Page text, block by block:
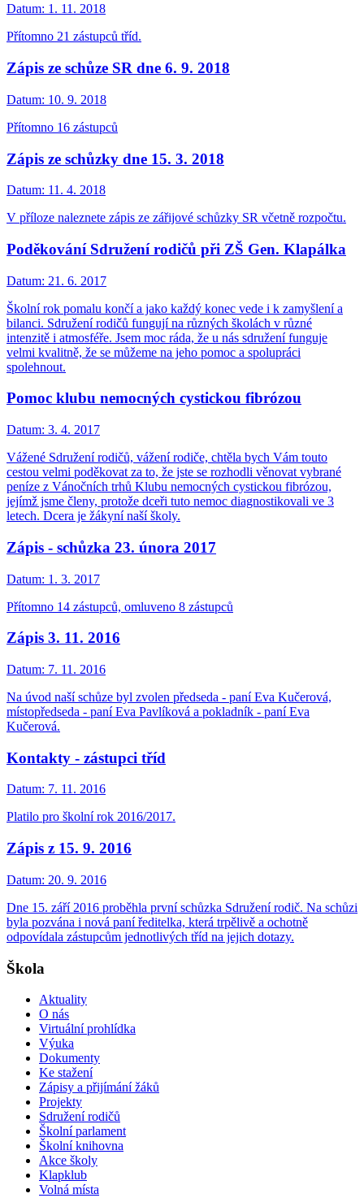
Datum: 1. 11. 2018
Přítomno 21 zástupců tříd.
Zápis ze schůze SR dne 6. 9. 2018
Datum: 10. 9. 2018
Přítomno 16 zástupců
Zápis ze schůzky dne 15. 3. 2018
Datum: 11. 4. 2018
V příloze naleznete zápis ze zářijové schůzky SR včetně rozpočtu.
Poděkování Sdružení rodičů při ZŠ Gen. Klapálka
Datum: 21. 6. 2017
Školní rok pomalu končí a jako každý konec vede i k zamyšlení a
bilanci. Sdružení rodičů fungují na různých školách v různé
intenzitě i atmosféře. Jsem moc ráda, že u nás sdružení funguje
velmi kvalitně, že se můžeme na jeho pomoc a spolupráci
spolehnout.
Pomoc klubu nemocných cystickou fibrózou
Datum: 3. 4. 2017
Vážené Sdružení rodičů, vážení rodiče, chtěla bych Vám touto
cestou velmi poděkovat za to, že jste se rozhodli věnovat vybrané
peníze z Vánočních trhů Klubu nemocných cystickou fibrózou,
jejímž jsme členy, protože dceři tuto nemoc diagnostikovali ve 3
letech. Dcera je žákyní naší školy.
Zápis - schůzka 23. února 2017
Datum: 1. 3. 2017
Přítomno 14 zástupců, omluveno 8 zástupců
Zápis 3. 11. 2016
Datum: 7. 11. 2016
Na úvod naší schůze byl zvolen předseda - paní Eva Kučerová,
místopředseda - paní Eva Pavlíková a pokladník - paní Eva
Kučerová.
Kontakty - zástupci tříd
Datum: 7. 11. 2016
Platilo pro školní rok 2016/2017.
Zápis z 15. 9. 2016
Datum: 20. 9. 2016
Dne 15. září 2016 proběhla první schůzka Sdružení rodič. Na schůzi
byla pozvána i nová paní ředitelka, která trpělivě a ochotně
odpovídala zástupcům jednotlivých tříd na jejich dotazy.
Škola
Aktuality
O nás
Virtuální prohlídka
Výuka
Dokumenty
Ke stažení
Zápisy a přijímání žáků
Projekty
Sdružení rodičů
Školní parlament
Školní knihovna
Akce školy
Klapklub
Volná místa